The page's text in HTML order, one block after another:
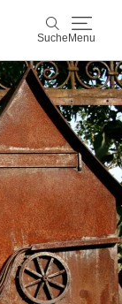
Suche Menu
Suche